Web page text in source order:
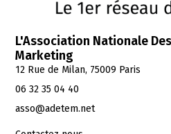
L'Association Nationale
Marketing
12 Rue de Milan, 75009 Paris
06 32 35 04 40
asso@adetem.net